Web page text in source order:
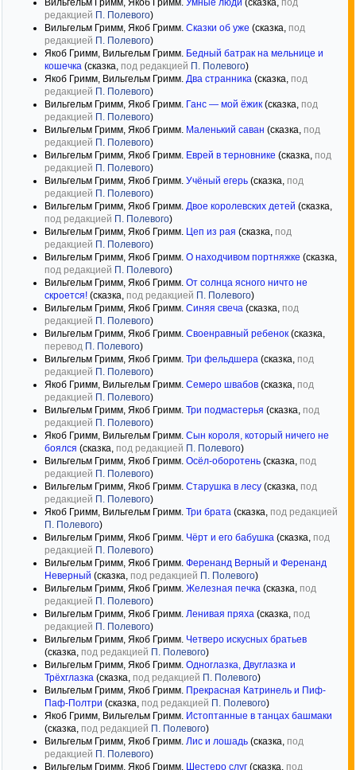
Вильгельм Гримм, Якоб Гримм. Умные люди (сказка, под
редакцией П. Полевого)
Вильгельм Гримм, Якоб Гримм. Сказки об уже (сказка, под
редакцией П. Полевого)
Якоб Гримм, Вильгельм Гримм. Бедный батрак на мельнице и
кошечка (сказка, под редакцией П. Полевого)
Якоб Гримм, Вильгельм Гримм. Два странника (сказка, под
редакцией П. Полевого)
Вильгельм Гримм, Якоб Гримм. Ганс — мой ёжик (сказка, под
редакцией П. Полевого)
Вильгельм Гримм, Якоб Гримм. Маленький саван (сказка, под
редакцией П. Полевого)
Вильгельм Гримм, Якоб Гримм. Еврей в терновнике (сказка, под
редакцией П. Полевого)
Вильгельм Гримм, Якоб Гримм. Учёный егерь (сказка, под
редакцией П. Полевого)
Вильгельм Гримм, Якоб Гримм. Двое королевских детей (сказка,
под редакцией П. Полевого)
Вильгельм Гримм, Якоб Гримм. Цеп из рая (сказка, под
редакцией П. Полевого)
Вильгельм Гримм, Якоб Гримм. О находчивом портняжке (сказка,
под редакцией П. Полевого)
Вильгельм Гримм, Якоб Гримм. От солнца ясного ничто не
скроется! (сказка, под редакцией П. Полевого)
Вильгельм Гримм, Якоб Гримм. Синяя свеча (сказка, под
редакцией П. Полевого)
Вильгельм Гримм, Якоб Гримм. Своенравный ребенок (сказка,
перевод П. Полевого)
Вильгельм Гримм, Якоб Гримм. Три фельдшера (сказка, под
редакцией П. Полевого)
Якоб Гримм, Вильгельм Гримм. Семеро швабов (сказка, под
редакцией П. Полевого)
Вильгельм Гримм, Якоб Гримм. Три подмастерья (сказка, под
редакцией П. Полевого)
Якоб Гримм, Вильгельм Гримм. Сын короля, который ничего не
боялся (сказка, под редакцией П. Полевого)
Вильгельм Гримм, Якоб Гримм. Осёл-оборотень (сказка, под
редакцией П. Полевого)
Вильгельм Гримм, Якоб Гримм. Старушка в лесу (сказка, под
редакцией П. Полевого)
Якоб Гримм, Вильгельм Гримм. Три брата (сказка, под редакцией
П. Полевого)
Вильгельм Гримм, Якоб Гримм. Чёрт и его бабушка (сказка, под
редакцией П. Полевого)
Вильгельм Гримм, Якоб Гримм. Ференанд Верный и Ференанд
Неверный (сказка, под редакцией П. Полевого)
Вильгельм Гримм, Якоб Гримм. Железная печка (сказка, под
редакцией П. Полевого)
Вильгельм Гримм, Якоб Гримм. Ленивая пряха (сказка, под
редакцией П. Полевого)
Вильгельм Гримм, Якоб Гримм. Четверо искусных братьев
(сказка, под редакцией П. Полевого)
Вильгельм Гримм, Якоб Гримм. Одноглазка, Двуглазка и
Трёхглазка (сказка, под редакцией П. Полевого)
Вильгельм Гримм, Якоб Гримм. Прекрасная Катринель и Пиф-
Паф-Полтри (сказка, под редакцией П. Полевого)
Якоб Гримм, Вильгельм Гримм. Истоптанные в танцах башмаки
(сказка, под редакцией П. Полевого)
Вильгельм Гримм, Якоб Гримм. Лис и лошадь (сказка, под
редакцией П. Полевого)
Вильгельм Гримм, Якоб Гримм. Шестеро слуг (сказка, под